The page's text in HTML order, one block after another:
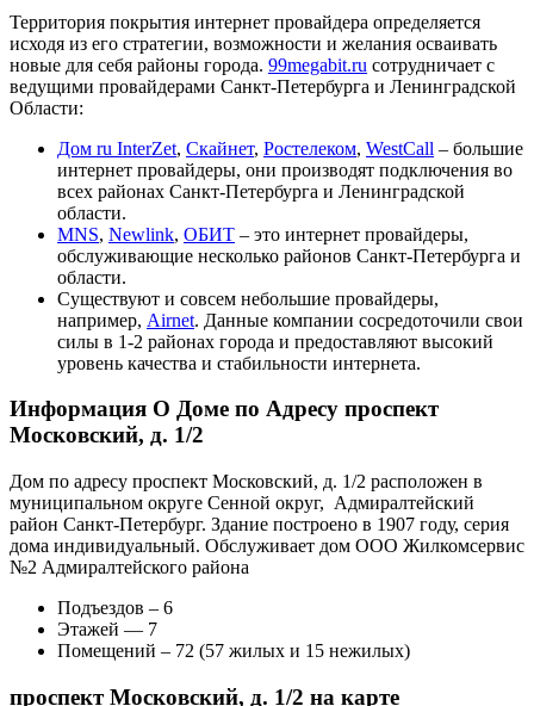
Территория покрытия интернет провайдера определяется
исходя из его стратегии, возможности и желания осваивать
новые для себя районы города. 99megabit.ru сотрудничает с
ведущими провайдерами Санкт-Петербурга и Ленинградской
Области:
Дом ru InterZet, Скайнет, Ростелеком, WestCall – большие
интернет провайдеры, они производят подключения во
всех районах Санкт-Петербурга и Ленинградской
области.
MNS, Newlink, ОБИТ – это интернет провайдеры,
обслуживающие несколько районов Санкт-Петербурга и
области.
Существуют и совсем небольшие провайдеры,
например, Airnet. Данные компании сосредоточили свои
силы в 1-2 районах города и предоставляют высокий
уровень качества и стабильности интернета.
Информация О Доме по Адресу проспект
Московский, д. 1/2
Дом по адресу проспект Московский, д. 1/2 расположен в
муниципальном округе Сенной округ, Адмиралтейский
район Санкт-Петербург. Здание построено в 1907 году, серия
дома индивидуальный. Обслуживает дом ООО Жилкомсервис
№2 Адмиралтейского района
Подъездов – 6
Этажей — 7
Помещений – 72 (57 жилых и 15 нежилых)
проспект Московский, д. 1/2 на карте